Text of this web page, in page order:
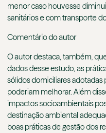
menor caso houvesse
sanitários e com transporte
Comentário do autor
O autor destaca, também,
dados desse estudo, as
sólidos domiciliares
poderiam melhorar. Além
impactos socioambientais
destinação ambiental
boas práticas de gestão dos